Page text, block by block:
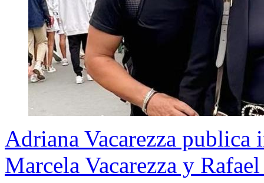
Adriana Vacarezza
Marcela Vacarezza y